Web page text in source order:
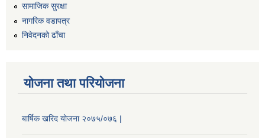
सामाजिक सुरक्षा
नागरिक वडापत्र
निवेदनको ढाँचा
योजना तथा परियोजना
बार्षिक खरिद योजना २०७५/०७६ |